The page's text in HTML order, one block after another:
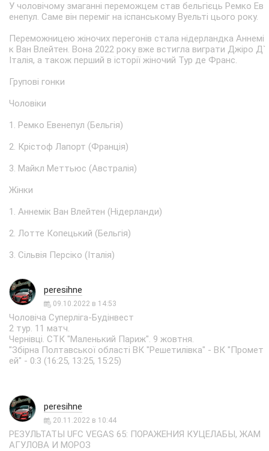
У чоловічому змаганні переможцем став бельгієць Ремко Ев
енепул. Саме він переміг на іспанському Вуельті цього року.
Переможницею жіночих перегонів стала нідерландка Аннемі
к Ван Влейтен. Вона 2022 року вже встигла виграти Джіро Д`
Італія, а також перший в історії жіночий Тур де Франс.
Групові гонки
Чоловіки
1. Ремко Евенепул (Бельгія)
2. Крістоф Лапорт (Франція)
3. Майкл Меттьюс (Австралія)
Жінки
1. Аннемік Ван Влейтен (Нідерланди)
2. Лотте Копецький (Бельгія)
3. Сільвія Персіко (Італія)
peresihne
09.10.2022 в 14:53
Чоловiча Суперлiга-Будiнвест
2 тур. 11 матч.
Чернiвцi. CТК "Маленький Париж". 9 жовтня.
"Збірна Полтавської області ВК "Решетилівка" - ВК "Промет
ей" - 0:3 (16:25, 13:25, 15:25)
peresihne
20.11.2022 в 10:44
РЕЗУЛЬТАТЫ UFC VEGAS 65: ПОРАЖЕНИЯ КУЦЕЛАБЫ, ЖАМ
АГУЛОВА И МОРОЗ